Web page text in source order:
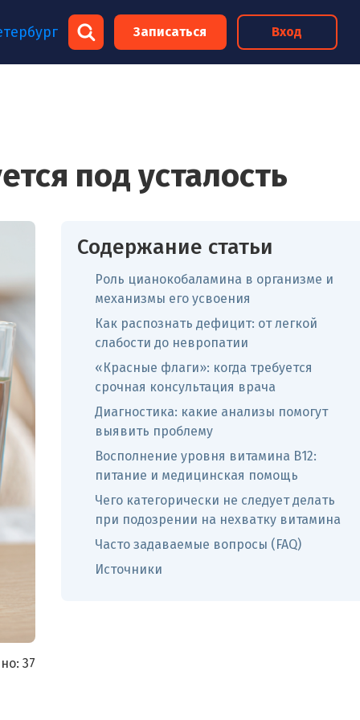
Записаться Вход
под усталость
37
Содержание статьи
Роль цианокобаламина в организме и
механизмы его усвоения
Как распознать дефицит: от легкой
слабости до невропатии
«Красные флаги»: когда требуется
срочная консультация врача
Диагностика: какие анализы помогут
выявить проблему
Восполнение уровня витамина В12:
питание и медицинская помощь
Чего категорически не следует делать
при подозрении на нехватку витамина
Часто задаваемые вопросы (FAQ)
Источники
×